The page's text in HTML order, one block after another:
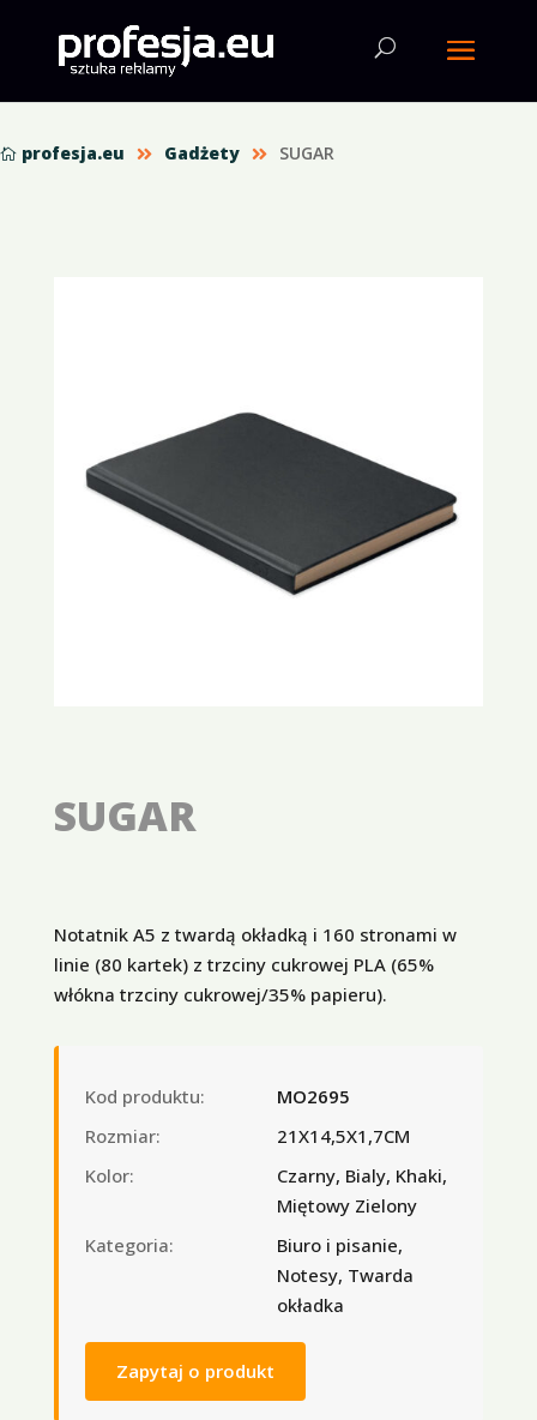
 profesja.eu  Gadżety  SUGAR
SUGAR
Notatnik A5 z twardą okładką i 160 stronami w
linie (80 kartek) z trzciny cukrowej PLA (65%
włókna trzciny cukrowej/35% papieru).
Kod produktu:
MO2695
Rozmiar:
21X14,5X1,7CM
Kolor:
Czarny, Bialy, Khaki,
Miętowy Zielony
Kategoria:
Biuro i pisanie,
Notesy, Twarda
okładka
Zapytaj o produkt